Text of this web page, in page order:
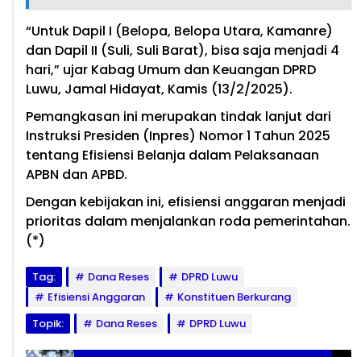
“Untuk Dapil I (Belopa, Belopa Utara, Kamanre)
dan Dapil II (Suli, Suli Barat), bisa saja menjadi 4
hari,” ujar Kabag Umum dan Keuangan DPRD
Luwu, Jamal Hidayat, Kamis (13/2/2025).
Pemangkasan ini merupakan tindak lanjut dari
Instruksi Presiden (Inpres) Nomor 1 Tahun 2025
tentang Efisiensi Belanja dalam Pelaksanaan
APBN dan APBD.
Dengan kebijakan ini, efisiensi anggaran menjadi
prioritas dalam menjalankan roda pemerintahan.
(*)
Tag: Dana Reses
DPRD Luwu
Efisiensi Anggaran
Konstituen Berkurang
Topik:
Dana Reses DPRD Luwu